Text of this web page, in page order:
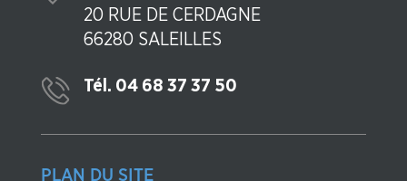
20 RUE DE CERDAGNE
66280 SALEILLES
Tél. 04 68 37 37 50
PLAN DU SITE